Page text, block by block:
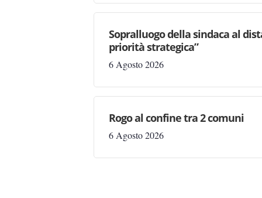
Sopralluogo della sindaca al
priorità strategica”
6 Agosto 2026
Rogo al confine tra 2 comuni
6 Agosto 2026